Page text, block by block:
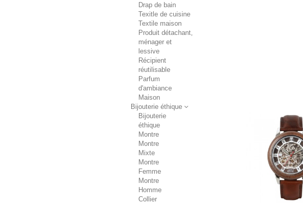
Drap de bain
Texitle de cuisine
Textile maison
Produit détachant,
ménager et
lessive
Récipient
réutilisable
Parfum
d'ambiance
Maison
Bijouterie éthique
Bijouterie
éthique
Montre
Montre
Mixte
Montre
Femme
Montre
Homme
Collier